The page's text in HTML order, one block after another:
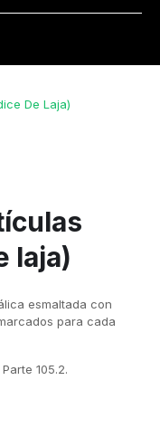
De Laja)
laja)
esmaltada con
para cada
105.2.